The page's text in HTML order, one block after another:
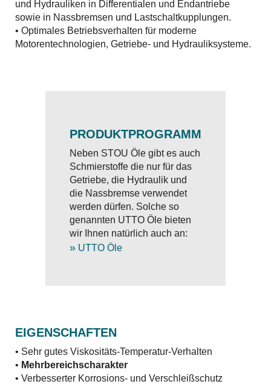
und Hydrauliken in Differentialen und Endantriebe
sowie in Nassbremsen und Lastschaltkupplungen.
• Optimales Betriebsverhalten für moderne
Motorentechnologien, Getriebe- und Hydrauliksysteme.
PRODUKTPROGRAMM
Neben STOU Öle gibt es auch
Schmierstoffe die nur für das
Getriebe, die Hydraulik und
die Nassbremse verwendet
werden dürfen. Solche so
genannten UTTO Öle bieten
wir Ihnen natürlich auch an:
» UTTO Öle
EIGENSCHAFTEN
• Sehr gutes Viskositäts-Temperatur-Verhalten
• Mehrbereichscharakter
• Verbesserter Korrosions- und Verschleißschutz